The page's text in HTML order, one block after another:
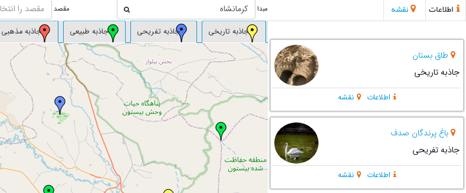
اطلاعات نقشه مبدا مقصد
جاذبه تاریخی جاذبه تفریحی جاذبه طبیعی جاذبه مذهبی
طاق بستان
جاذبه تاریخی
اطلاعات نقشه
باغ پرندگان صدف
جاذبه تفریحی
اطلاعات نقشه